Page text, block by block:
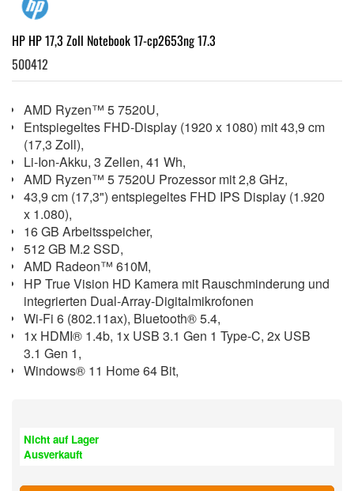
HP HP 17,3 Zoll Notebook 17-cp2653ng 17.3
500412
AMD Ryzen™ 5 7520U,
Entspiegeltes FHD-Display (1920 x 1080) mit 43,9 cm
(17,3 Zoll),
Li-Ion-Akku, 3 Zellen, 41 Wh,
AMD Ryzen™ 5 7520U Prozessor mit 2,8 GHz,
43,9 cm (17,3") entspiegeltes FHD IPS Display (1.920
x 1.080),
16 GB Arbeitsspeicher,
512 GB M.2 SSD,
AMD Radeon™ 610M,
HP True Vision HD Kamera mit Rauschminderung und
integrierten Dual-Array-Digitalmikrofonen
Wi-Fi 6 (802.11ax), Bluetooth® 5.4,
1x HDMI® 1.4b, 1x USB 3.1 Gen 1 Type-C, 2x USB
3.1 Gen 1,
Windows® 11 Home 64 Bit,
Nicht auf Lager
Ausverkauft